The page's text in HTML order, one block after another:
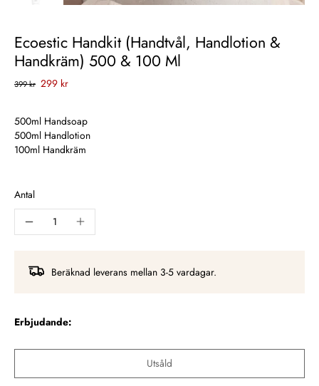
Ecoestic Handkit (Handtvål, Handlotion &
Handkräm) 500 & 100 Ml
399 kr 299 kr
500ml Handsoap
500ml Handlotion
100ml Handkräm
Antal
Beräknad leverans mellan 3-5 vardagar.
Erbjudande:
Utsåld